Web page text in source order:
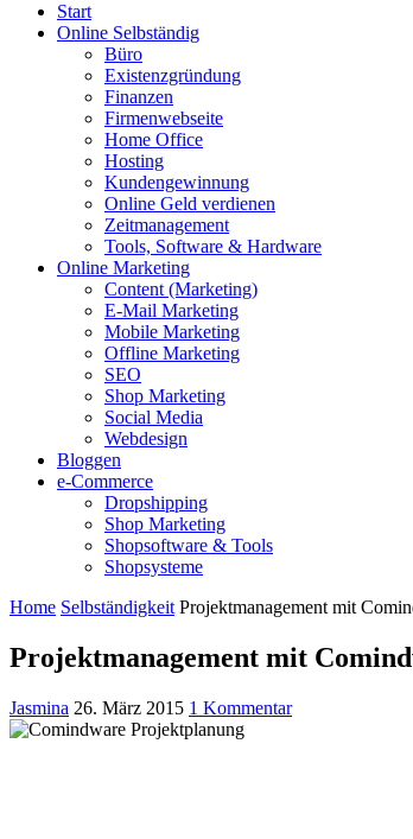
Start
Online Selbständig
Büro
Existenzgründung
Finanzen
Firmenwebseite
Home Office
Hosting
Kundengewinnung
Online Geld verdienen
Zeitmanagement
Tools, Software & Hardware
Online Marketing
Content (Marketing)
E-Mail Marketing
Mobile Marketing
Offline Marketing
SEO
Shop Marketing
Social Media
Webdesign
Bloggen
e-Commerce
Dropshipping
Shop Marketing
Shopsoftware & Tools
Shopsysteme
Home Selbständigkeit Projektmanagement mit
Projektmanagement mit
Jasmina 26. März 2015 1 Kommentar